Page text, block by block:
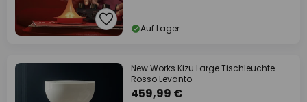
Auf Lager
New Works Kizu Large Tischleuchte
Rosso Levanto
459,99 €